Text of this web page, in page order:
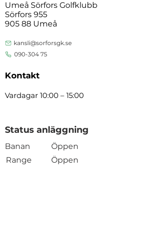
Umeå Sörfors Golfklubb
Sörfors 955
905 88 Umeå
kansli@sorforsgk.se
090-304 75
Kontakt
Vardagar 10:00 – 15:00
Status anläggning
Banan
Range
Öppen
Öppen